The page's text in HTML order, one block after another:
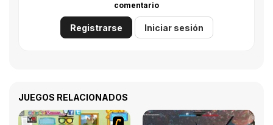
comentario
Registrarse Iniciar sesión
JUEGOS RELACIONADOS